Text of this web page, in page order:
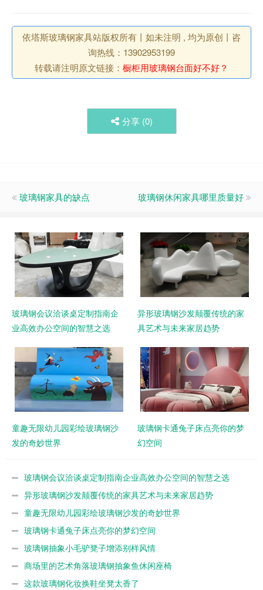
依塔斯玻璃钢家具站版权所有丨如未注明 , 均为原创丨咨
询热线：13902953199
转载请注明原文链接： 橱柜用玻璃钢台面好不好？
分享 (0)
玻璃钢家具的缺点 玻璃钢休闲家具哪里质量好
玻璃钢会议洽谈桌定制指南企
业高效办公空间的智慧之选
异形玻璃钢沙发颠覆传统的家
具艺术与未来家居趋势
童趣无限幼儿园彩绘玻璃钢沙
发的奇妙世界
玻璃钢卡通兔子床点亮你的梦
幻空间
玻璃钢会议洽谈桌定制指南企业高效办公空间的智慧之选
异形玻璃钢沙发颠覆传统的家具艺术与未来家居趋势
童趣无限幼儿园彩绘玻璃钢沙发的奇妙世界
玻璃钢卡通兔子床点亮你的梦幻空间
玻璃钢抽象小毛驴凳子增添别样风情
商场里的艺术角落玻璃钢抽象鱼休闲座椅
这款玻璃钢化妆换鞋坐凳太香了